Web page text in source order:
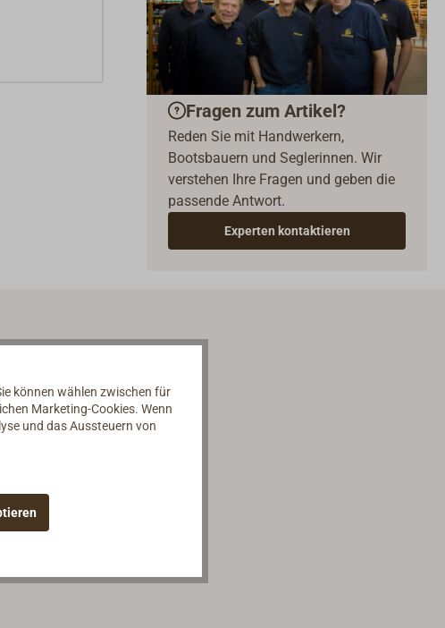
Fragen zum Artikel?
Reden Sie mit Handwerkern,
Bootsbauern und Seglerinnen. Wir
verstehen Ihre Fragen und geben die
passende Antwort.
Experten kontaktieren
können wählen zwischen für
Marketing-Cookies. Wenn
und das Aussteuern von